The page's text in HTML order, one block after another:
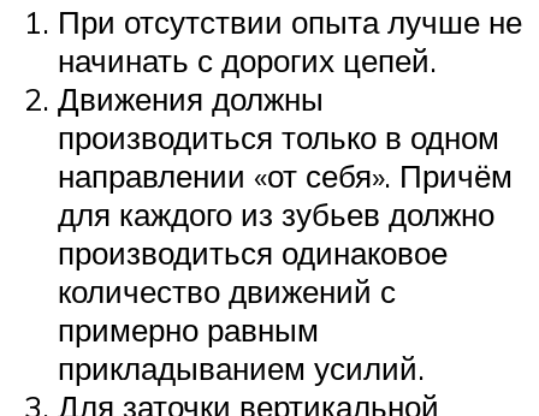
При отсутствии опыта лучше не
начинать с дорогих цепей.
Движения должны
производиться только в одном
направлении «от себя». Причём
для каждого из зубьев должно
производиться одинаковое
количество движений с
примерно равным
прикладыванием усилий.
Для заточки вертикальной